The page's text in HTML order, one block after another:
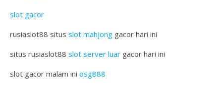
slot gacor
rusiaslot88 situs slot mahjong gacor hari ini
situs rusiaslot88 slot server luar gacor hari ini
slot gacor malam ini osg888